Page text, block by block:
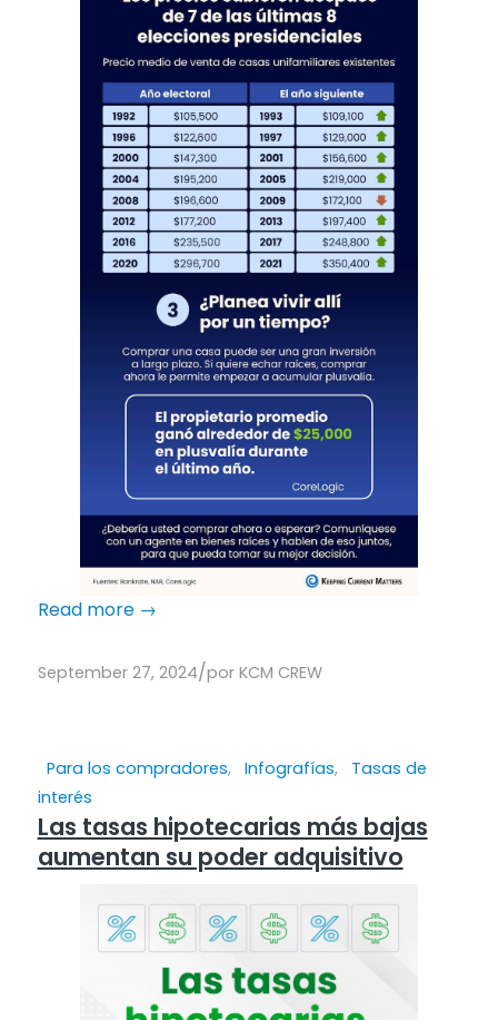
Read more→
September 27, 2024/por KCM CREW
Para los compradores, Infografías,
Tasas de
interés
Las tasas hipotecarias más bajas
aumentan su poder adquisitivo